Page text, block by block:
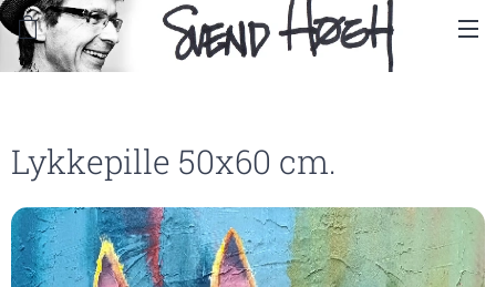
Lykkepille 50x60 cm.